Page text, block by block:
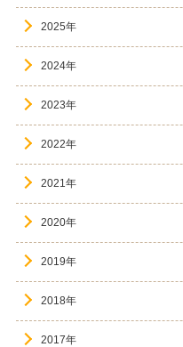
2025年
2024年
2023年
2022年
2021年
2020年
2019年
2018年
2017年